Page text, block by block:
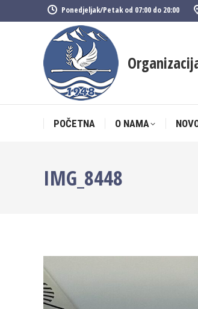
Ponedjeljak/Petak od 07:00 do 20:00
POČETNA O NAMA
IMG_8448
POČETNA O NAMA